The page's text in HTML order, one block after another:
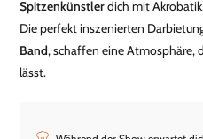
Spitzenkünstlerdich mit
Die perfekt inszenierten
Band, schaffen eine Atmosphäre,
lässt.